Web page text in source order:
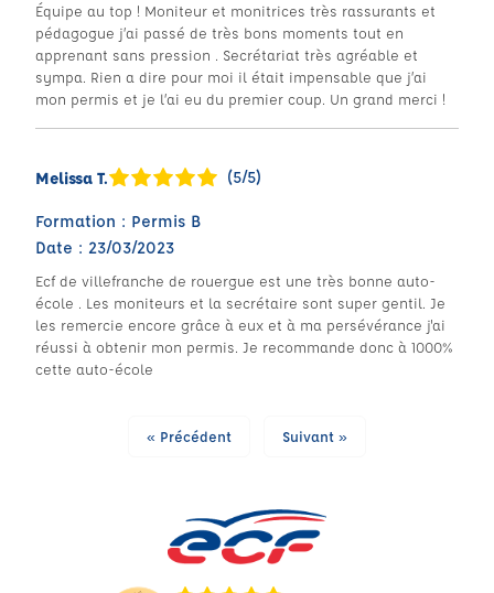
Équipe au top ! Moniteur et monitrices très rassurants et
pédagogue j’ai passé de très bons moments tout en
apprenant sans pression . Secrétariat très agréable et
sympa. Rien a dire pour moi il était impensable que j’ai
mon permis et je l’ai eu du premier coup. Un grand merci !
Melissa T. (5/5)
Formation : Permis B
Date : 23/03/2023
Ecf de villefranche de rouergue est une très bonne auto-
école . Les moniteurs et la secrétaire sont super gentil. Je
les remercie encore grâce à eux et à ma persévérance j'ai
réussi à obtenir mon permis. Je recommande donc à 1000%
cette auto-école
« Précédent Suivant »